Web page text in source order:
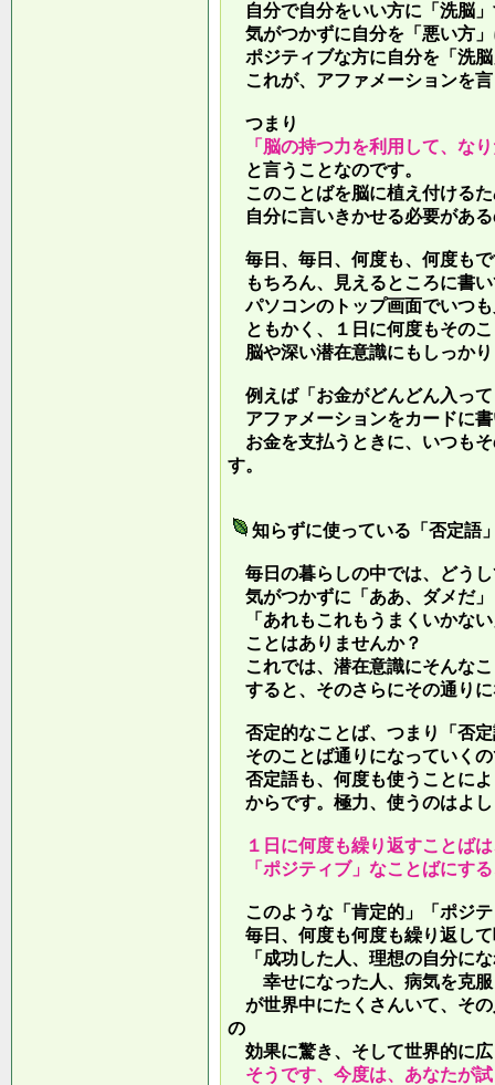
自分で自分をいい方に「洗脳
気がつかずに自分を「悪い方
ポジティブな方に自分を「洗
これが、アファメーションを
つまり
「脳の持つ力を利用して、な
と言うことなのです。
このことばを脳に植え付ける
自分に言いきかせる必要があ
毎日、毎日、何度も、何度も
もちろん、見えるところに書
パソコンのトップ画面でいつ
ともかく、１日に何度もその
脳や深い潜在意識にもしっか
例えば「お金がどんどん入っ
アファメーションをカードに
お金を支払うときに、いつも
す。
知らずに使っている「否定語
毎日の暮らしの中では、どう
気がつかずに「ああ、ダメだ
「あれもこれもうまくいかな
ことはありませんか？
これでは、潜在意識にそんな
すると、そのさらにその通り
否定的なことば、つまり「否
そのことば通りになっていく
否定語も、何度も使うことに
からです。極力、使うのはよ
１日に何度も繰り返すことば
「ポジティブ」なことばにす
このような「肯定的」「ポジ
毎日、何度も何度も繰り返し
「成功した人、理想の自分に
幸せになった人、病気を克服
が世界中にたくさんいて、そ
の
効果に驚き、そして世界的に
そうです、今度は、あなたが